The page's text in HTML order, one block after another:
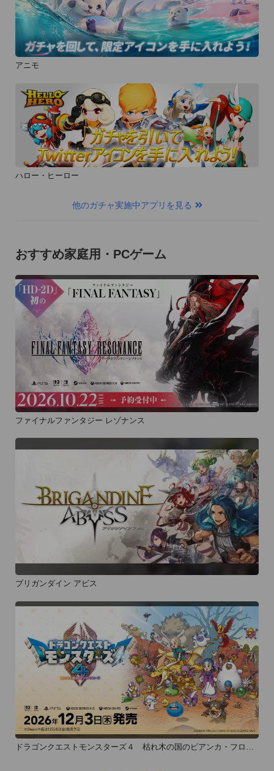
アニモ
ハロー・ヒーロー
他のガチャ実施中アプリを見る
おすすめ家庭用・PCゲーム
ファイナルファンタジー レゾナンス
ブリガンダイン アビス
ドラゴンクエストモンスターズ４ 枯れ木の国のビアンカ・フロー